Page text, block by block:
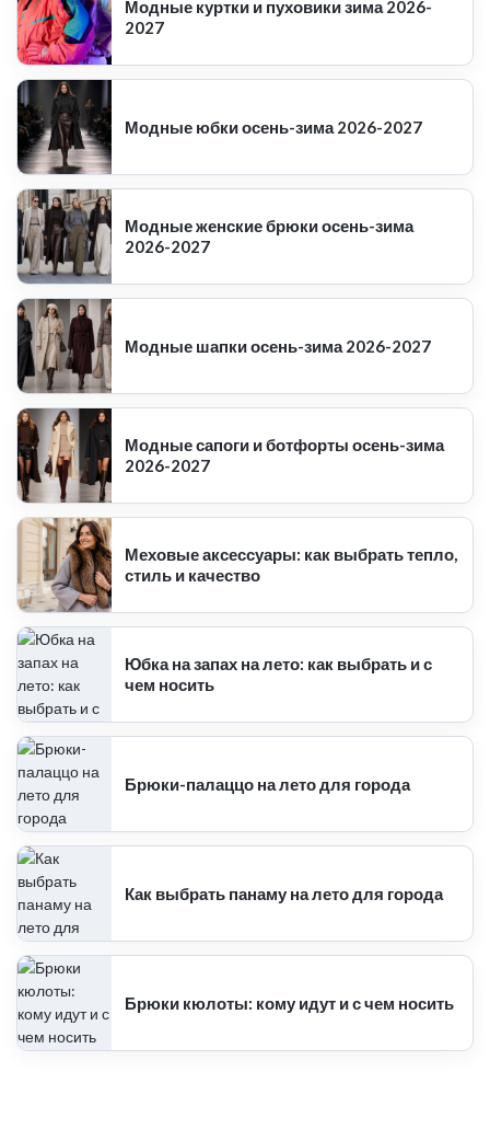
Модные куртки и пуховики зима 2026-
2027
Модные юбки осень-зима 2026-2027
Модные женские брюки осень-зима
2026-2027
Модные шапки осень-зима 2026-2027
Модные сапоги и ботфорты осень-зима
2026-2027
Меховые аксессуары: как выбрать тепло,
стиль и качество
Юбка на запах на лето: как выбрать и с
чем носить
Брюки-палаццо на лето для города
Как выбрать панаму на лето для города
Брюки кюлоты: кому идут и с чем носить